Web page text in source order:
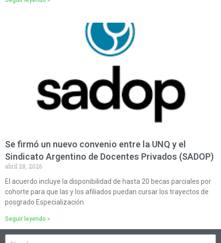
Se firmó un nuevo convenio entre la UNQ y el
Sindicato Argentino de Docentes Privados (SADOP)
abril 28, 2026
El acuerdo incluye la disponibilidad de hasta 20 becas parciales por
cohorte para que las y los afiliados puedan cursar los trayectos de
posgrado Especialización
Seguir leyendo »